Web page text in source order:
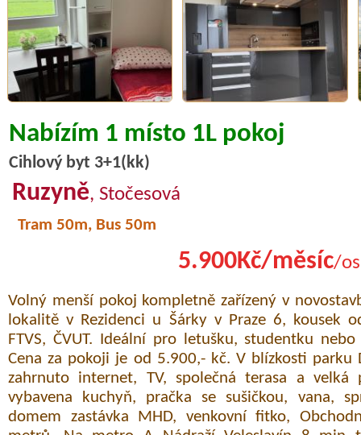
Nabízím 1 místo 1L pokoj
Cihlový byt 3+1(kk)
Ruzyně, Stočesová
Tram 50m, Bus 50m
5.900Kč/měsíc/
Volný menší pokoj kompletně zařízený v
lokalitě v Rezidenci u Šárky v Praze 6, kousek
FTVS, ČVUT. Ideální pro letušku, studentku
Cena za pokoji je od 5.900,- kč. V blízkosti parku
zahrnuto internet, TV, společná terasa a velká
vybavena kuchyň, pračka se sušičkou, vana,
domem zastávka MHD, venkovní fitko,